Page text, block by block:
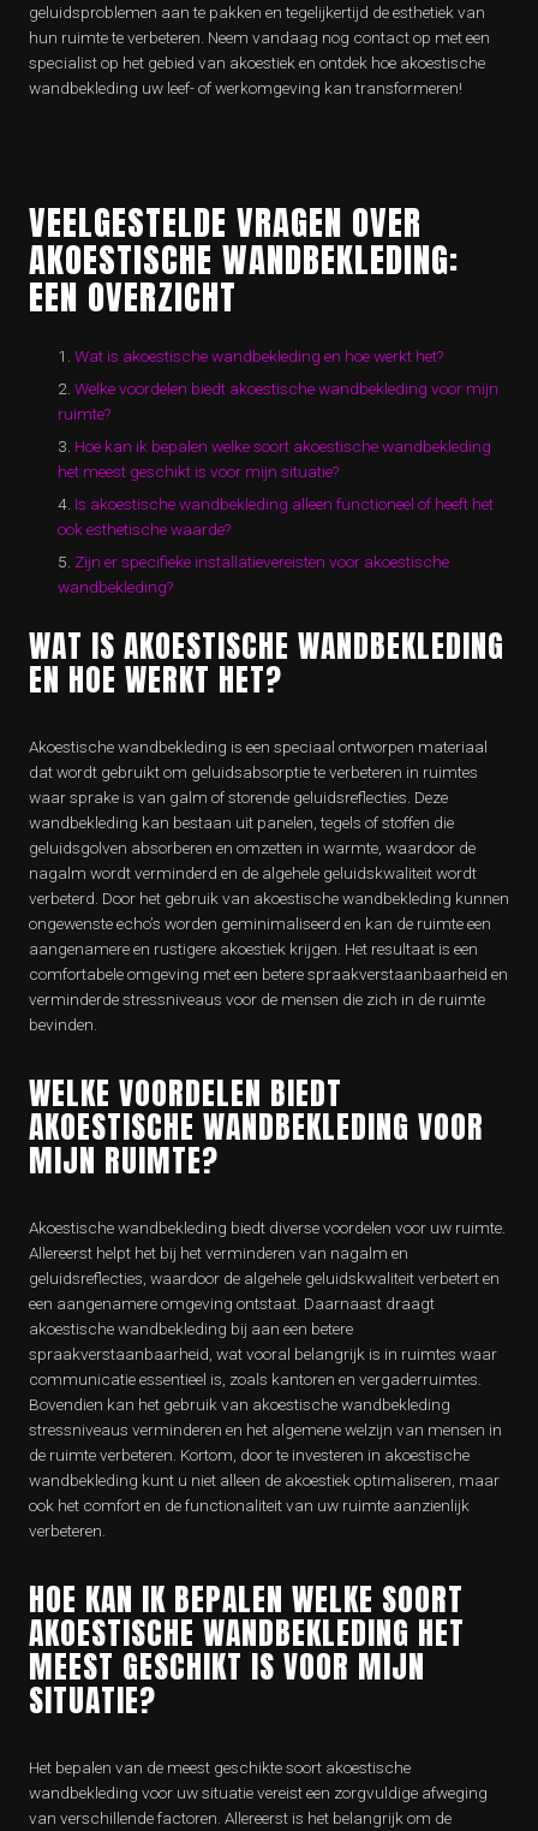
geluidsproblemen aan te pakken en tegelijkertijd de esthetiek van
hun ruimte te verbeteren. Neem vandaag nog contact op met een
specialist op het gebied van akoestiek en ontdek hoe akoestische
wandbekleding uw leef- of werkomgeving kan transformeren!
VEELGESTELDE VRAGEN OVER
AKOESTISCHE WANDBEKLEDING:
EEN OVERZICHT
Wat is akoestische wandbekleding en hoe werkt het?
Welke voordelen biedt akoestische wandbekleding voor mijn
ruimte?
Hoe kan ik bepalen welke soort akoestische wandbekleding
het meest geschikt is voor mijn situatie?
Is akoestische wandbekleding alleen functioneel of heeft het
ook esthetische waarde?
Zijn er specifieke installatievereisten voor akoestische
wandbekleding?
WAT IS AKOESTISCHE WANDBEKLEDING
EN HOE WERKT HET?
Akoestische wandbekleding is een speciaal ontworpen materiaal
dat wordt gebruikt om geluidsabsorptie te verbeteren in ruimtes
waar sprake is van galm of storende geluidsreflecties. Deze
wandbekleding kan bestaan uit panelen, tegels of stoffen die
geluidsgolven absorberen en omzetten in warmte, waardoor de
nagalm wordt verminderd en de algehele geluidskwaliteit wordt
verbeterd. Door het gebruik van akoestische wandbekleding kunnen
ongewenste echo’s worden geminimaliseerd en kan de ruimte een
aangenamere en rustigere akoestiek krijgen. Het resultaat is een
comfortabele omgeving met een betere spraakverstaanbaarheid en
verminderde stressniveaus voor de mensen die zich in de ruimte
bevinden.
WELKE VOORDELEN BIEDT
AKOESTISCHE WANDBEKLEDING VOOR
MIJN RUIMTE?
Akoestische wandbekleding biedt diverse voordelen voor uw ruimte.
Allereerst helpt het bij het verminderen van nagalm en
geluidsreflecties, waardoor de algehele geluidskwaliteit verbetert en
een aangenamere omgeving ontstaat. Daarnaast draagt
akoestische wandbekleding bij aan een betere
spraakverstaanbaarheid, wat vooral belangrijk is in ruimtes waar
communicatie essentieel is, zoals kantoren en vergaderruimtes.
Bovendien kan het gebruik van akoestische wandbekleding
stressniveaus verminderen en het algemene welzijn van mensen in
de ruimte verbeteren. Kortom, door te investeren in akoestische
wandbekleding kunt u niet alleen de akoestiek optimaliseren, maar
ook het comfort en de functionaliteit van uw ruimte aanzienlijk
verbeteren.
HOE KAN IK BEPALEN WELKE SOORT
AKOESTISCHE WANDBEKLEDING HET
MEEST GESCHIKT IS VOOR MIJN
SITUATIE?
Het bepalen van de meest geschikte soort akoestische
wandbekleding voor uw situatie vereist een zorgvuldige afweging
van verschillende factoren. Allereerst is het belangrijk om de